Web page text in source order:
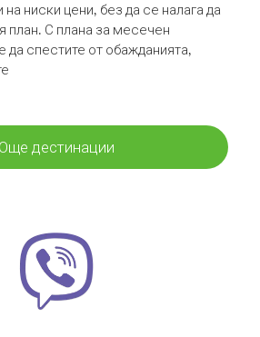
ниски цени, без да се налага да
план. С плана за месечен
спестите от обажданията,
Още дестинации